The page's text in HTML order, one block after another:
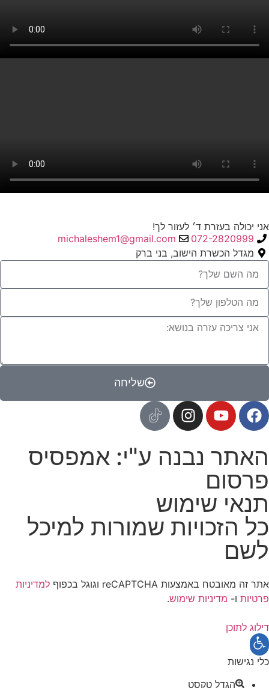
אני יכולה בעזרת ד׳ לעזור לך!
072-2820999
michaleshem1@gmail.com
מגדל הכשרת הישוב, בני ברק
שליחה
האתר נבנה ע"י: אמפסיס
פרסום
תנאי שימוש
כל הזכויות שמורות למיכל
לשם
אתר זה מאובטח באמצעות reCAPTCHA וגוגל בכפוף
למדיניות
פרטיות ו- מדיניות שימוש.
דילוג לתוכן
פתח
סרגל
נגישות
כלי נגישות
הגדל טקסט